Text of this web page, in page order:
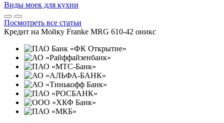
Виды моек для кухни
Посмотреть все статьи
Кредит на Мойку Franke MRG 610-42 оникс